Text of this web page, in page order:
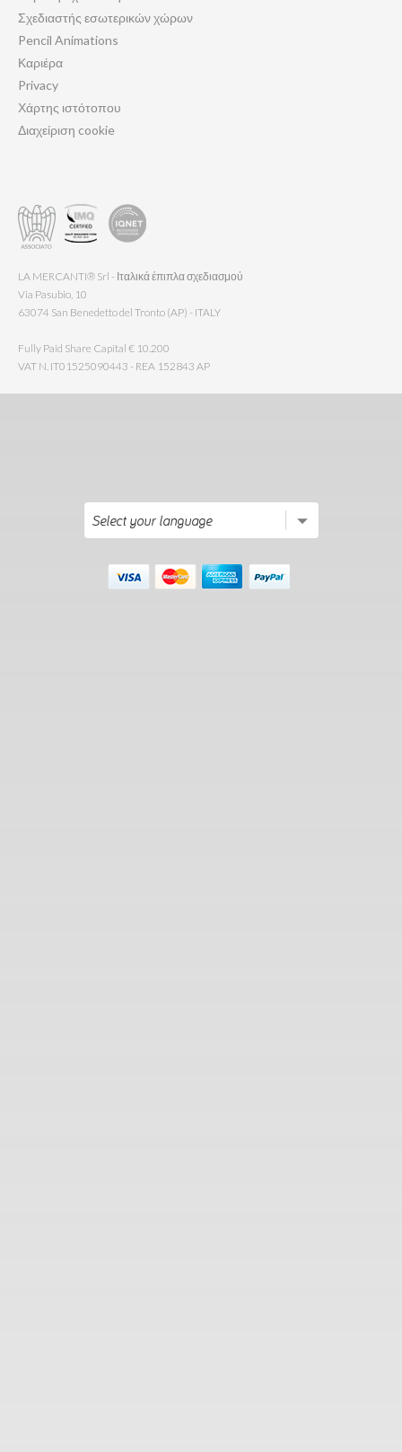
Σχεδιαστής εσωτερικών χώρων
Pencil Animations
Καριέρα
Privacy
Χάρτης ιστότοπου
Διαχείριση cookie
LA MERCANTI® Srl - Ιταλικά έπιπλα σχεδιασμού
Via Pasubio, 10
63074 San Benedetto del Tronto (AP) - ITALY
Fully Paid Share Capital € 10.200
VAT N. IT01525090443 - REA 152843 AP